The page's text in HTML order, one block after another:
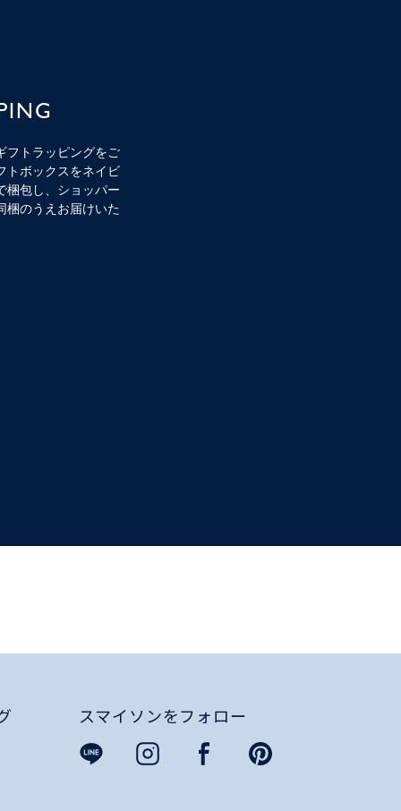
フトラッピングをご
トボックスをネイビ
梱包し、ショッパー
梱のうえお届けいた
スマイソンをフォロー